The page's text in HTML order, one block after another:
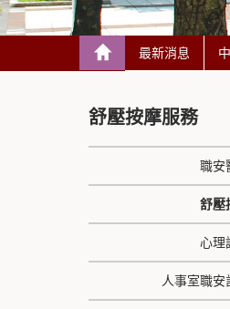
最新消息
舒壓按摩服務
職安
舒壓
心理
人事室職安